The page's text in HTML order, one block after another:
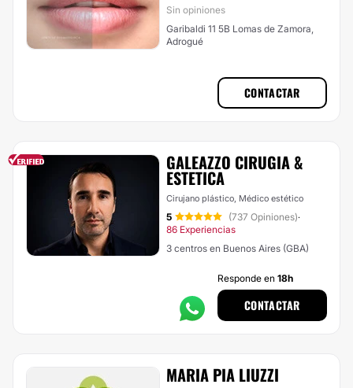
Sin opiniones
Garibaldi 11 5B Lomas de Zamora,
Adrogué
CONTACTAR
GALEAZZO CIRUGIA &
ESTETICA
Cirujano plástico, Médico estético
5 (737 Opiniones)·
86 Experiencias
3 centros en Buenos Aires (GBA)
Responde en 18h
CONTACTAR
MARIA PIA LIUZZI